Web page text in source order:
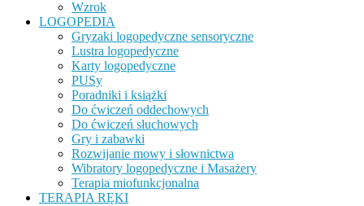
Wzrok
LOGOPEDIA
Gryzaki logopedyczne sensoryczne
Lustra logopedyczne
Karty logopedyczne
PUSy
Poradniki i książki
Do ćwiczeń oddechowych
Do ćwiczeń słuchowych
Gry i zabawki
Rozwijanie mowy i słownictwa
Wibratory logopedyczne i Masażery
Terapia miofunkcjonalna
TERAPIA RĘKI